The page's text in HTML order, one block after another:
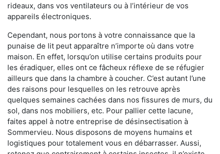
rideaux, dans vos ventilateurs ou à l’intérieur de vos
appareils électroniques.
Cependant, nous portons à votre connaissance que la
punaise de lit peut apparaître n’importe où dans votre
maison. En effet, lorsqu’on utilise certains produits pour
les éradiquer, elles ont ce fâcheux réflexe de se réfugier
ailleurs que dans la chambre à coucher. C’est autant l’une
des raisons pour lesquelles on les retrouve après
quelques semaines cachées dans nos fissures de murs, du
sol, dans nos mobiliers, etc. Pour pallier cette lacune,
faites appel à notre entreprise de désinsectisation à
Sommervieu. Nous disposons de moyens humains et
logistiques pour totalement vous en débarrasser. Aussi,